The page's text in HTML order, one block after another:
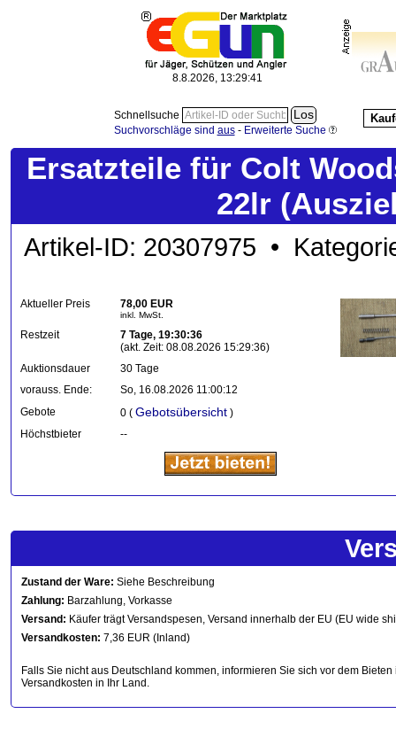
8.8.2026, 13:29:42
Schnellsuche
Suchvorschläge sind aus- Erweiterte Suche
Ersatzteile für Colt
22lr
Artikel-ID: 20307975 •
Aktueller Preis 78,00 EUR
inkl. MwSt.
Restzeit
7 Tage, 19:30:36
(akt. Zeit: 08.08.2026 15:29:36)
Auktionsdauer
30 Tage
vorauss. Ende:
So, 16.08.2026 11:00:12
Gebote
0 ( Gebotsübersicht )
Höchstbieter
--
Zustand der Ware: Siehe Beschreibung
Zahlung: Barzahlung, Vorkasse
Versand: Käufer trägt Versandspesen, Versand innerhalb der EU (EU wide
Versandkosten: 7,36 EUR (Inland)
Falls Sie nicht aus Deutschland kommen, informieren Sie sich vor dem
Versandkosten in Ihr Land.